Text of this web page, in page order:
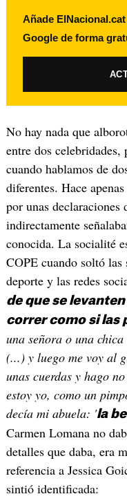
Añade
Google de forma
No hay nada que
entre dos
cuando hablamos de
diferentes. Hace
por unas declaraciones
indirectamente
conocida. La socialité
COPE cuando soltó las
deporte y las redes
de que se levanten
correr como si las
una señora o una
(...) y luego me voy al
unas cuerdas y hago
estoy yo, como un
decía mi abuela: 'la
Carmen Lomana no
detalles que daba, era
referencia a Jessica
sintió identificada: